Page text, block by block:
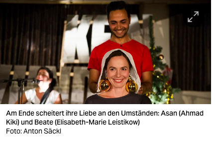
berlin
wahrheit
verlag
verlag
veranstaltungen
shop
Am Ende scheitert ihre Liebe an den Umständen: Asan (Ahmad
Kiki) und Beate (Elisabeth-Marie Leistikow)
Foto: Anton Säckl